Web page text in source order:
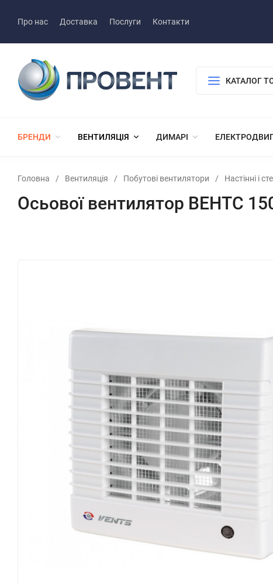
Про нас Доставка Послуги Контакти
КАТАЛОГ
БРЕНДИ ВЕНТИЛЯЦІЯ ДИМАРІ
Головна / Вентиляція / Побутові вентилятори / Настінні і
Осьової вентилятор ВЕНТС